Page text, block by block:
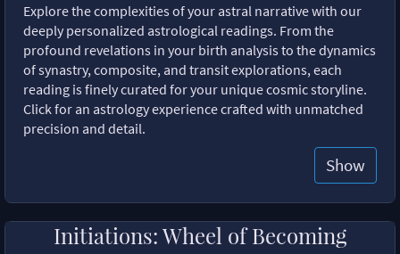
Explore the complexities of your astral narrative with our
deeply personalized astrological readings. From the
profound revelations in your birth analysis to the dynamics
of synastry, composite, and transit explorations, each
reading is finely curated for your unique cosmic storyline.
Click for an astrology experience crafted with unmatched
precision and detail.
Show
Initiations: Wheel of Becoming